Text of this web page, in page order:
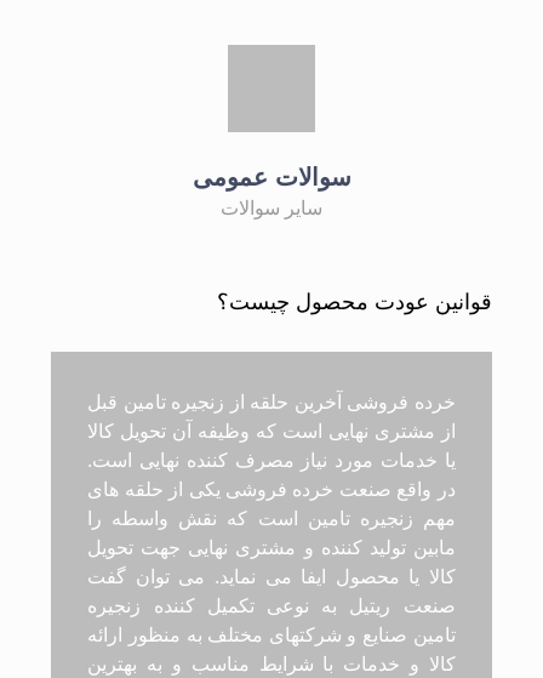
سوالات عمومی
سایر سوالات
قوانین عودت محصول چیست؟
خرده فروشی آخرین حلقه از زنجیره تامین قبل
از مشتری نهایی است که وظیفه آن تحویل کالا
یا خدمات مورد نیاز مصرف کننده نهایی است.
در واقع صنعت خرده فروشی یکی از حلقه های
مهم زنجیره تامین است که نقش واسطه را
مابین تولید کننده و مشتری نهایی جهت تحویل
کالا یا محصول ایفا می نماید. می توان گفت
صنعت ریتیل به نوعی تکمیل کننده زنجیره
تامین صنایع و شرکتهای مختلف به منظور ارائه
کالا و خدمات با شرایط مناسب و به بهترین